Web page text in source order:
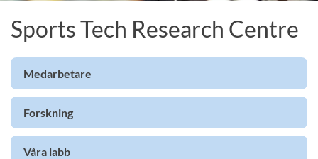
Sports Tech Research Centre
Medarbetare
Forskning
Våra labb